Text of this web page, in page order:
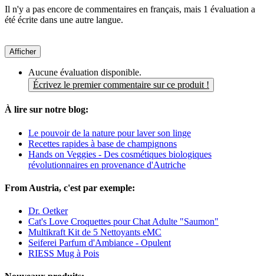
Il n'y a pas encore de commentaires en français, mais 1 évaluation a
été écrite dans une autre langue.
Afficher
Aucune évaluation disponible.
Écrivez le premier commentaire sur ce produit !
À lire sur notre blog:
Le pouvoir de la nature pour laver son linge
Recettes rapides à base de champignons
Hands on Veggies - Des cosmétiques biologiques
révolutionnaires en provenance d'Autriche
From Austria, c'est par exemple:
Dr. Oetker
Cat's Love Croquettes pour Chat Adulte "Saumon"
Multikraft Kit de 5 Nettoyants eMC
Seiferei Parfum d'Ambiance - Opulent
RIESS Mug à Pois